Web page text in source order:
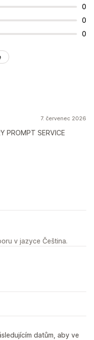
0
0
0
7. červenec 2026
PROMPT SERVICE
v jazyce Čeština.
datům, aby ve